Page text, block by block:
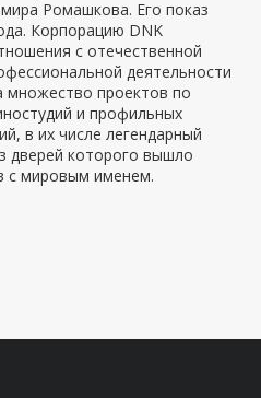
Ромашкова. Его показ
Корпорацию DNK
с отечественной
деятельности
множество проектов по
и профильных
в их числе легендарный
дверей которого вышло
с мировым именем.